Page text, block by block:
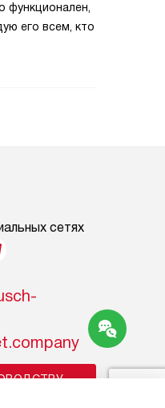
функционален,
его всем, кто
сетях